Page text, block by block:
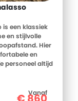
is een klassiek
en stijlvolle
Hier
en
personeel altijd
met prachtige
Vanaf